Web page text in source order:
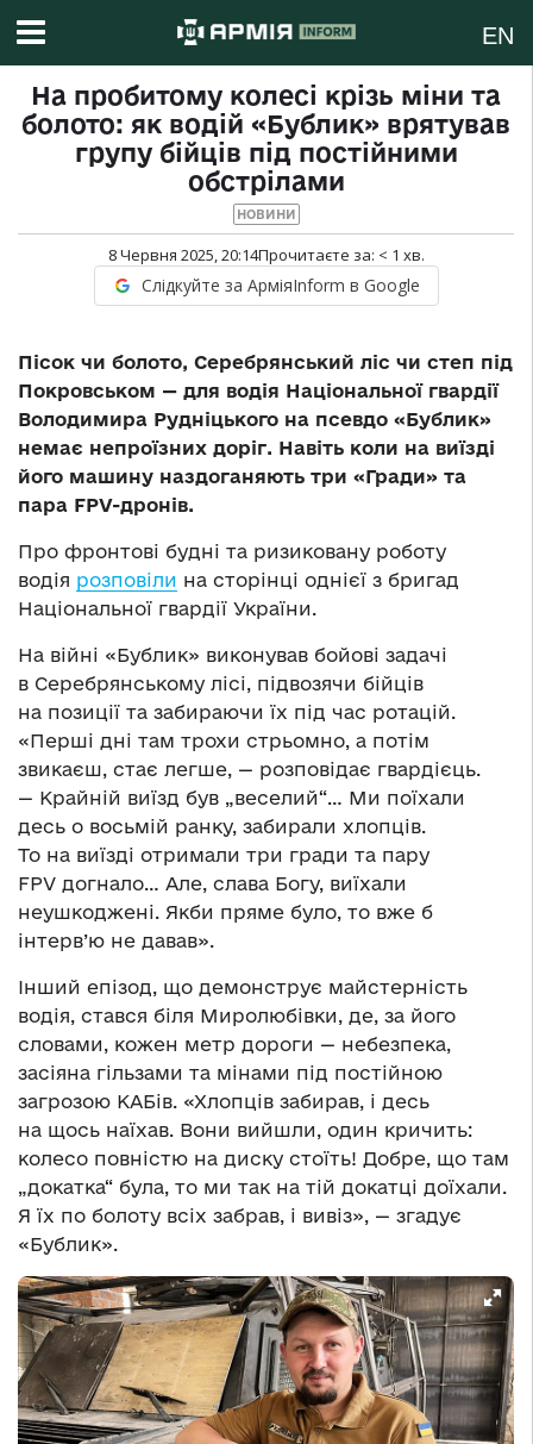
EN
На пробитому колесі крізь міни та
болото: як водій «Бублик» врятував
групу бійців під постійними
обстрілами
НОВИНИ
8 Червня 2025, 20:14Прочитаєте за: < 1 хв.
Слідкуйте за АрміяInform в Google
Пісок чи болото, Серебрянський ліс чи степ під
Покровськом — для водія Національної гвардії
Володимира Рудніцького на псевдо «Бублик»
немає непроїзних доріг. Навіть коли на виїзді
його машину наздоганяють три «Гради» та
пара FPV-дронів.
Про фронтові будні та ризиковану роботу
водія розповіли на сторінці однієї з бригад
Національної гвардії України.
На війні «Бублик» виконував бойові задачі
в Серебрянському лісі, підвозячи бійців
на позиції та забираючи їх під час ротацій.
«Перші дні там трохи стрьомно, а потім
звикаєш, стає легше, — розповідає гвардієць.
— Крайній виїзд був „веселий“… Ми поїхали
десь о восьмій ранку, забирали хлопців.
То на виїзді отримали три гради та пару
FPV догнало… Але, слава Богу, виїхали
неушкоджені. Якби пряме було, то вже б
інтерв’ю не давав».
Інший епізод, що демонструє майстерність
водія, стався біля Миролюбівки, де, за його
словами, кожен метр дороги — небезпека,
засіяна гільзами та мінами під постійною
загрозою КАБів. «Хлопців забирав, і десь
на щось наїхав. Вони вийшли, один кричить:
колесо повністю на диску стоїть! Добре, що там
„докатка“ була, то ми так на тій докатці доїхали.
Я їх по болоту всіх забрав, і вивіз», — згадує
«Бублик».